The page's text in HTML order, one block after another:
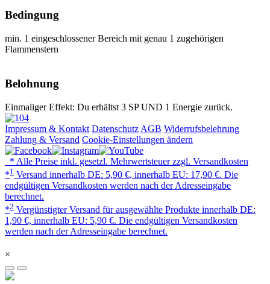
Bedingung
min. 1 eingeschlossener Bereich mit genau 1 zugehörigen
Flammenstern
Belohnung
Einmaliger Effekt: Du erhältst 3 SP UND 1 Energie zurück.
Impressum & Kontakt Datenschutz AGB Widerrufsbelehrung
Zahlung & Versand Cookie-Einstellungen ändern
* Alle Preise inkl. gesetzl. Mehrwertsteuer zzgl. Versandkosten
*1 Versand innerhalb DE: 5,90 €, innerhalb EU: 17,90 €. Die
endgültigen Versandkosten werden nach der Adresseingabe
berechnet.
*2 Vergünstigter Versand für ausgewählte Produkte innerhalb DE:
1,90 €, innerhalb EU: 5,90 €. Die endgültigen Versandkosten
werden nach der Adresseingabe berechnet.
×